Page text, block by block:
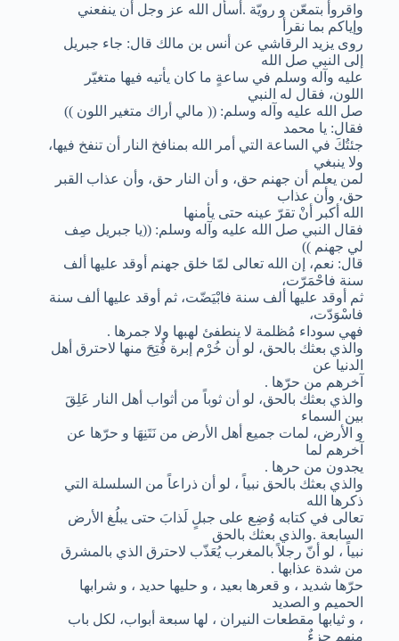
واقروأ بتمعّن و رويّة .أسأل الله عز وجل أن ينفعني
وإياكم بما نقرأ
روى يزيد الرقاشي عن أنس بن مالك قال: جاء جبريل
إلى النبي صل الله
عليه وآله وسلم في ساعةٍ ما كان يأتيه فيها متغيّر
اللون، فقال له النبي
صل الله عليه وآله وسلم: (( مالي أراك متغير اللون ))
فقال: يا محمد
جئتُكَ في الساعة التي أمر الله بمنافخ النار أن تنفخ فيها،
ولا ينبغي
لمن يعلم أن جهنم حق، و أن النار حق، وأن عذاب القبر
حق، وأن عذاب
الله أكبر أنْ تقرّ عينه حتى يأمنها
فقال النبي صل الله عليه وآله وسلم: ((يا جبريل صِف
لي جهنم ))
قال: نعم، إن الله تعالى لمّا خلق جهنم أوقد عليها ألف
سنة فاحْمَرّت،
ثم أوقد عليها ألف سنة فابْيَضّت، ثم أوقد عليها ألف سنة
فاسْوَدّت،
فهي سوداء مُظلمة لا ينطفئ لهبها ولا جمرها .
والذي بعثك بالحق، لو أن خُرْم إبرة فُتِحَ منها لاحترق أهل
الدنيا عن
آخرهم من حرّها .
والذي بعثك بالحق، لو أن ثوباً من أثواب أهل النار عَلِقَ
بين السماء
و الأرض، لمات جميع أهل الأرض من نَتَنِهَا و حرّها عن
آخرهم لما
يجدون من حرها .
والذي بعثك بالحق نبياً ، لو أن ذراعاً من السلسلة التي
ذكرها الله
تعالى في كتابه وُضِع على جبلٍ لَذابَ حتى يبلُغ الأرض
السابعة .والذي بعثك بالحق
نبياً ، لو أنّ رجلاً بالمغرب يُعَذّب لاحترق الذي بالمشرق
من شدة عذابها .
حرّها شديد ، و قعرها بعيد ، و حليها حديد ، و شرابها
الحميم و الصديد
، و ثيابها مقطعات النيران ، لها سبعة أبواب، لكل باب
منهم جزءٌ